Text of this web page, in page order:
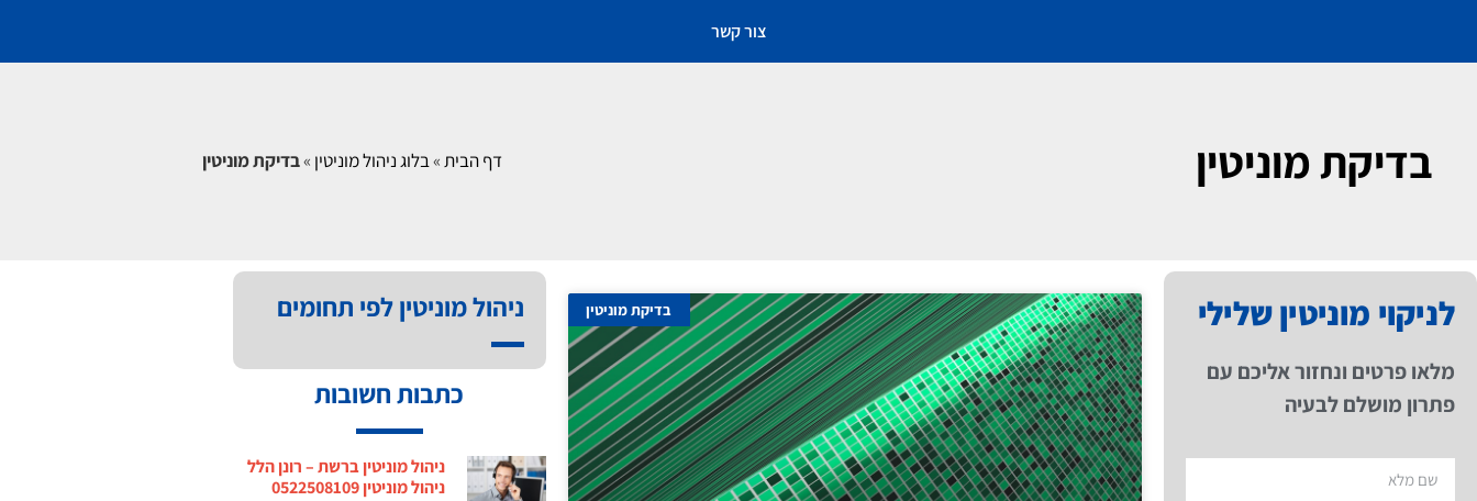
צור קשר
בדיקת מוניטין דף הבית»בלוג ניהול מוניטין »בדיקת מוניטין
לניקוי מוניטין שלילי
מלאו פרטים ונחזור אליכם עם
פתרון מושלם לבעיה
בדיקת מוניטין ניהול מוניטין לפי תחומים
כתבות חשובות
ניהול מוניטין ברשת – רונן הלל
ניהול מוניטין 0522508109